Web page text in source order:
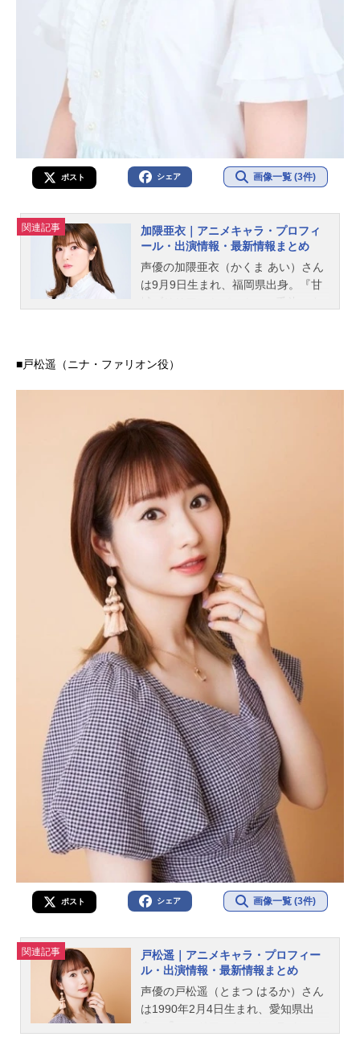
ポスト シェア 画像一覧 (3件)
関連記事
加隈亜衣｜アニメキャラ・プロフィ
ール・出演情報・最新情報まとめ
声優の加隈亜衣（かくま あい）さん
は9月9日生まれ、福岡県出身。『甘
ラクターを多く演じています。こち
らでは、加隈亜衣さんのオススメ記
■戸松遥（ニナ・ファリオン役）
ポスト シェア 画像一覧 (3件)
関連記事
戸松遥｜アニメキャラ・プロフィー
ル・出演情報・最新情報まとめ
声優の戸松遥（とまつ はるか）さん
は1990年2月4日生まれ、愛知県出